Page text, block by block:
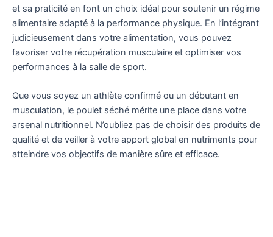
et sa praticité en font un choix idéal pour soutenir un régime
alimentaire adapté à la performance physique. En l’intégrant
judicieusement dans votre alimentation, vous pouvez
favoriser votre récupération musculaire et optimiser vos
performances à la salle de sport.
Que vous soyez un athlète confirmé ou un débutant en
musculation, le poulet séché mérite une place dans votre
arsenal nutritionnel. N’oubliez pas de choisir des produits de
qualité et de veiller à votre apport global en nutriments pour
atteindre vos objectifs de manière sûre et efficace.